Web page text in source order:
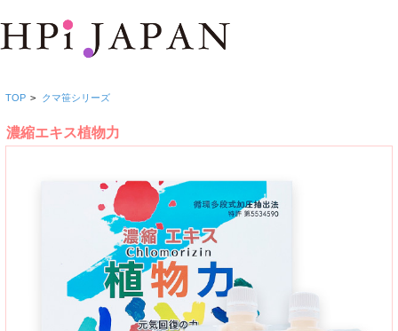
TOP > クマ笹シリーズ
濃縮エキス植物力